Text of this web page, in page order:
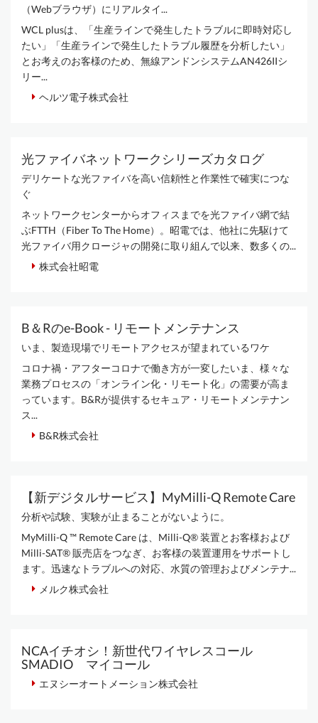
（Webブラウザ）にリアルタイ...
WCL plusは、「生産ラインで発生したトラブルに即時対応し
たい」「生産ラインで発生したトラブル履歴を分析したい」
とお考えのお客様のため、無線アンドンシステムAN426IIシ
リー...
ヘルツ電子株式会社
光ファイバネットワークシリーズカタログ
デリケートな光ファイバを高い信頼性と作業性で確実につな
ぐ
ネットワークセンターからオフィスまでを光ファイバ網で結
ぶFTTH（Fiber To The Home）。昭電では、他社に先駆けて
光ファイバ用クロージャの開発に取り組んで以来、数多くの...
株式会社昭電
B＆Rのe-Book - リモートメンテナンス
いま、製造現場でリモートアクセスが望まれているワケ
コロナ禍・アフターコロナで働き方が一変したいま、様々な
業務プロセスの「オンライン化・リモート化」の需要が高ま
っています。B&Rが提供するセキュア・リモートメンテナン
ス...
B&R株式会社
【新デジタルサービス】MyMilli-Q Remote Care
分析や試験、実験が止まることがないように。
MyMilli-Q ™ Remote Care は、Milli-Q® 装置とお客様および
Milli-SAT® 販売店をつなぎ、お客様の装置運用をサポートし
ます。迅速なトラブルへの対応、水質の管理およびメンテナ...
メルク株式会社
NCAイチオシ！新世代ワイヤレスコール
SMADIO マイコール
エヌシーオートメーション株式会社